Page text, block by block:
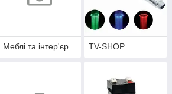
Меблі та інтер'єр TV-SHOP